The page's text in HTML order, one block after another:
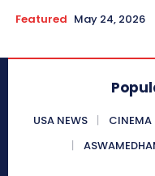
Featured May 24, 2026
USA NEWS CINEMA